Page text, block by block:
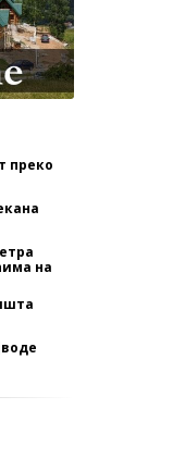
преко
на